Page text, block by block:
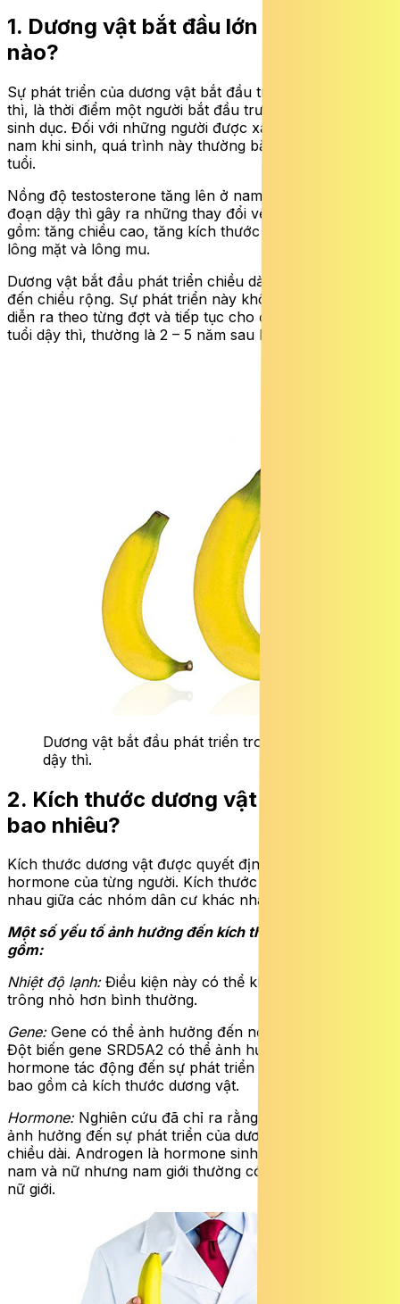
1. Dương vật bắt đầu lớn lên từ khi
nào?
Sự phát triển của dương vật bắt đầu trong giai đoạn dậy
thì, là thời điểm một người bắt đầu trưởng thành về mặt
sinh dục. Đối với những người được xác định giới tính
nam khi sinh, quá trình này thường bắt đầu từ 9 đến 14
tuổi.
Nồng độ testosterone tăng lên ở nam giới trong giai
đoạn dậy thì gây ra những thay đổi về thể chất bao
gồm: tăng chiều cao, tăng kích thước dương vật, mọc
lông mặt và lông mu.
Dương vật bắt đầu phát triển chiều dài trước, sau đó mới
đến chiều rộng. Sự phát triển này không liên tục, nó
diễn ra theo từng đợt và tiếp tục cho đến khi kết thúc
tuổi dậy thì, thường là 2 – 5 năm sau khi bắt đầu.
Dương vật bắt đầu phát triển trong giai đoạn
dậy thì.
2. Kích thước dương vật trung bình là
bao nhiêu?
Kích thước dương vật được quyết định bởi gene và
hormone của từng người. Kích thước dương vật khác
nhau giữa các nhóm dân cư khác nhau.
Một số yếu tố ảnh hưởng đến kích thước dương vật bao
gồm:
Nhiệt độ lạnh:Điều kiện này có thể khiến dương vật
trông nhỏ hơn bình thường.
Gene:Gene có thể ảnh hưởng đến nồng độ hormone.
Đột biến gene SRD5A2 có thể ảnh hưởng đến các
hormone tác động đến sự phát triển giới tính ở nam giới
bao gồm cả kích thước dương vật.
Hormone:Nghiên cứu đã chỉ ra rằng nồng độ androgen
ảnh hưởng đến sự phát triển của dương vật bao gồm cả
chiều dài. Androgen là hormone sinh dục tồn tại ở cả
nam và nữ nhưng nam giới thường có nồng độ cao hơn
nữ giới.